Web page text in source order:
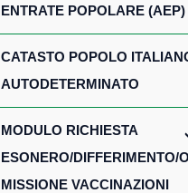
ENTRATE POPOLARE (AEP)
CATASTO POPOLO
AUTODETERMINATO
MODULO RICHIESTA
ESONERO/DIFFERIMENTO/O
MISSIONE VACCINAZIONI